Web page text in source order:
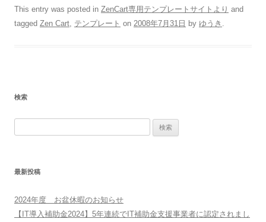
This entry was posted in ZenCart専用テンプレートサイトより and
tagged Zen Cart, テンプレート on 2008年7月31日 by ゆうき .
検索
最新投稿
2024年度 お盆休暇のお知らせ
【IT導入補助金2024】5年連続でIT補助金支援事業者に認定されまし